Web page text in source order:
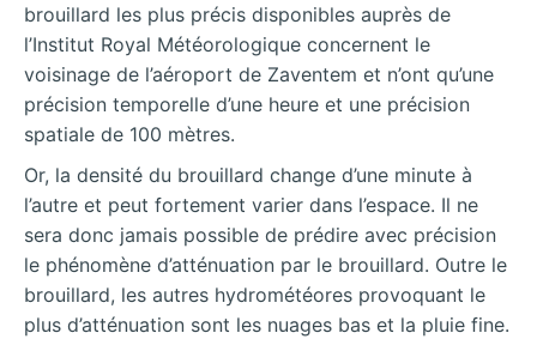
brouillard les plus précis disponibles auprès de
l’Institut Royal Météorologique concernent le
voisinage de l’aéroport de Zaventem et n’ont qu’une
précision temporelle d’une heure et une précision
spatiale de 100 mètres.
Or, la densité du brouillard change d’une minute à
l’autre et peut fortement varier dans l’espace. Il ne
sera donc jamais possible de prédire avec précision
le phénomène d’atténuation par le brouillard. Outre le
brouillard, les autres hydrométéores provoquant le
plus d’atténuation sont les nuages bas et la pluie fine.